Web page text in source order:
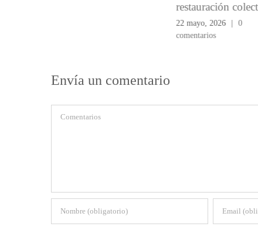
restauración colectiva
22 mayo, 2026 |
0
comentarios
Envía un comentario